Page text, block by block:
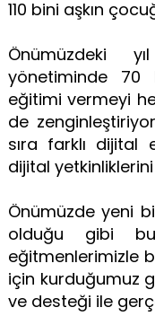
110 bini aşkın
Önümüzdeki
yönetiminde
eğitimi vermeyi
de
sıra farklı dijital
dijital
Önümüzde yeni
olduğu gibi
eğitmenlerimizle
için kurduğumuz
ve desteği ile